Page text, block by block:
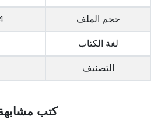
حجم الملف
لغة الكتاب
التصنيف
كتب